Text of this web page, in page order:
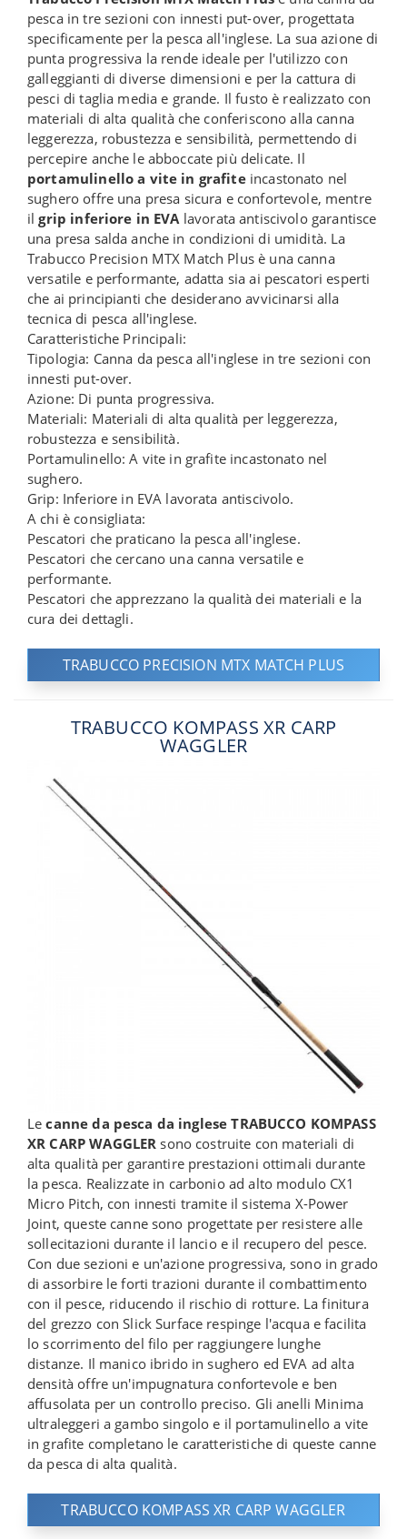
pesca in tre sezioni con innesti put-over, progettata
specificamente per la pesca all'inglese. La sua azione di
punta progressiva la rende ideale per l'utilizzo con
galleggianti di diverse dimensioni e per la cattura di
pesci di taglia media e grande. Il fusto è realizzato con
materiali di alta qualità che conferiscono alla canna
leggerezza, robustezza e sensibilità, permettendo di
percepire anche le abboccate più delicate. Il
portamulinello a vite in grafiteincastonato nel
sughero offre una presa sicura e confortevole, mentre
ilgrip inferiore in EVAlavorata antiscivolo garantisce
una presa salda anche in condizioni di umidità. La
Trabucco Precision MTX Match Plus è una canna
versatile e performante, adatta sia ai pescatori esperti
che ai principianti che desiderano avvicinarsi alla
tecnica di pesca all'inglese.
Caratteristiche Principali:
Tipologia: Canna da pesca all'inglese in tre sezioni con
innesti put-over.
Azione: Di punta progressiva.
Materiali: Materiali di alta qualità per leggerezza,
robustezza e sensibilità.
Portamulinello: A vite in grafite incastonato nel
sughero.
Grip: Inferiore in EVA lavorata antiscivolo.
A chi è consigliata:
Pescatori che praticano la pesca all'inglese.
Pescatori che cercano una canna versatile e
performante.
Pescatori che apprezzano la qualità dei materiali e la
cura dei dettagli.
TRABUCCO PRECISION MTX MATCH PLUS
TRABUCCO KOMPASS XR CARP
WAGGLER
Lecanne da pesca da inglese TRABUCCO KOMPASS
XR CARP WAGGLER sono costruite con materiali di
alta qualità per garantire prestazioni ottimali durante
la pesca. Realizzate in carbonio ad alto modulo CX1
Micro Pitch, con innesti tramite il sistema X-Power
Joint, queste canne sono progettate per resistere alle
sollecitazioni durante il lancio e il recupero del pesce.
Con due sezioni e un'azione progressiva, sono in grado
di assorbire le forti trazioni durante il combattimento
con il pesce, riducendo il rischio di rotture. La finitura
del grezzo con Slick Surface respinge l'acqua e facilita
lo scorrimento del filo per raggiungere lunghe
distanze. Il manico ibrido in sughero ed EVA ad alta
densità offre un'impugnatura confortevole e ben
affusolata per un controllo preciso. Gli anelli Minima
ultraleggeri a gambo singolo e il portamulinello a vite
in grafite completano le caratteristiche di queste canne
da pesca di alta qualità.
TRABUCCO KOMPASS XR CARP WAGGLER